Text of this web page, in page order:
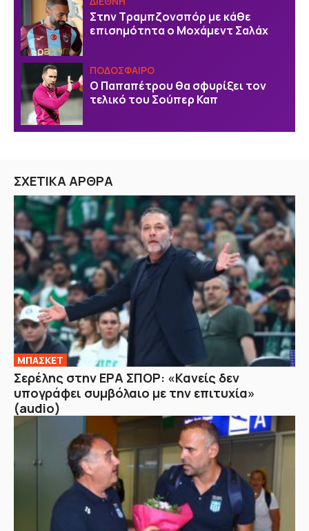
Στην Τραμπζονσπόρ με κάθε
επισημότητα ο Μοχάμεντ Σαλάχ
ΠΟΔΟΣΦΑΙΡΟ
Ο Παπαπέτρου θα σφυρίξει τον
τελικό του Σούπερ Καπ
ΣΧΕΤΙΚΑ ΑΡΘΡΑ
ΜΠΑΣΚΕΤ
Σερέλης στην ΕΡΑ ΣΠΟΡ: «Κανείς δεν
υπογράφει συμβόλαιο με την επιτυχία»
(audio)